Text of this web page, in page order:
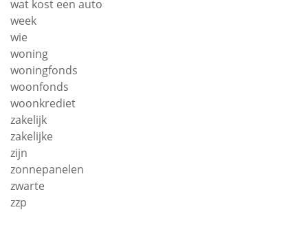
wat kost een auto
week
wie
woning
woningfonds
woonfonds
woonkrediet
zakelijk
zakelijke
zijn
zonnepanelen
zwarte
zzp